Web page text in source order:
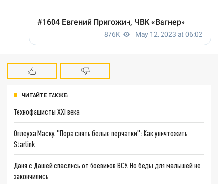
ЧИТАЙТЕ ТАКЖЕ:
Технофашисты XXI века
Оплеуха Маску. "Пора снять белые перчатки": Как уничтожить
Starlink
Даня с Дашей спаслись от боевиков ВСУ. Но беды для малышей не
закончились